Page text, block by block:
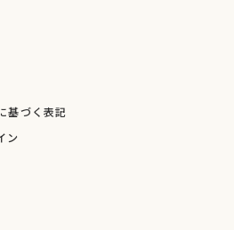
基づく表記
ン